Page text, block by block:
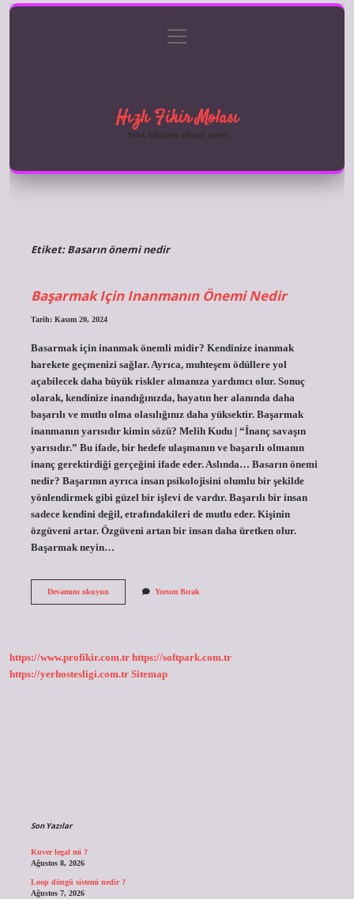
Gizlilik Politikası
menüyü
aç
Hızlı Fikir Molası
Anlık bilgilerle zihnini tazele!
Etiket:Basarın önemi nedir
Başarmak Için Inanmanın Önemi Nedir
Tarih: Kasım 20, 2024
Basarmak için inanmak önemli midir? Kendinize inanmak
harekete geçmenizi sağlar. Ayrıca, muhteşem ödüllere yol
açabilecek daha büyük riskler almanıza yardımcı olur. Sonuç
olarak, kendinize inandığınızda, hayatın her alanında daha
başarılı ve mutlu olma olasılığınız daha yüksektir. Başarmak
inanmanın yarısıdır kimin sözü? Melih Kudu | “İnanç savaşın
yarısıdır.” Bu ifade, bir hedefe ulaşmanın ve başarılı olmanın
inanç gerektirdiği gerçeğini ifade eder. Aslında… Basarın önemi
nedir? Başarının ayrıca insan psikolojisini olumlu bir şekilde
yönlendirmek gibi güzel bir işlevi de vardır. Başarılı bir insan
sadece kendini değil, etrafındakileri de mutlu eder. Kişinin
özgüveni artar. Özgüveni artan bir insan daha üretken olur.
Başarmak neyin…
Devamını okuyunBaşarmak
Yorum Bırak
https://www.profikir.com.tr https://softpark.com.tr
https://yerhostesligi.com.tr Sitemap
Son Yazılar
Kuver legal mi ?
Ağustos 8, 2026
Loop döngü sistemi nedir ?
Ağustos 7, 2026